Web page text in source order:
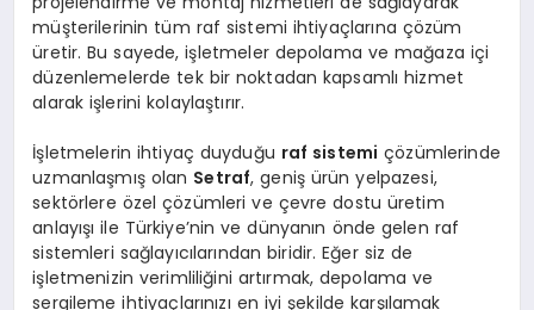
müşterilerinin tüm raf sistemi ihtiyaçlarına çözüm
üretir. Bu sayede, işletmeler depolama ve mağaza içi
düzenlemelerde tek bir noktadan kapsamlı hizmet
alarak işlerini kolaylaştırır.
İşletmelerin ihtiyaç duyduğu raf sistemi çözümlerinde
uzmanlaşmış olan Setraf, geniş ürün yelpazesi,
sektörlere özel çözümleri ve çevre dostu üretim
anlayışı ile Türkiye’nin ve dünyanın önde gelen raf
sistemleri sağlayıcılarından biridir. Eğer siz de
işletmenizin verimliliğini artırmak, depolama ve
sergileme ihtiyaçlarınızı en iyi şekilde karşılamak